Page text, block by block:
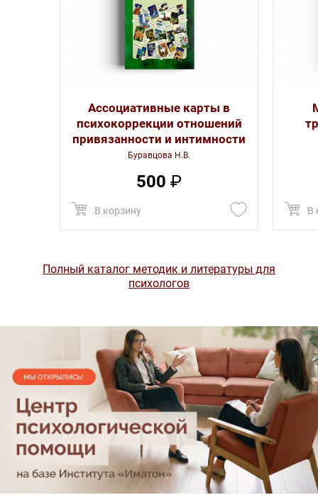
Ассоциативные карты в
психокоррекции отношений
привязанности и интимности
Буравцова Н.В.
500 ₽
В корзину В
Полный каталог методик и литературы для
психологов